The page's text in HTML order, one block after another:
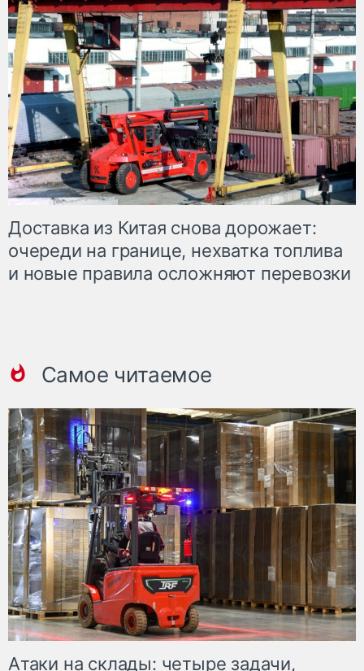
Доставка из Китая снова дорожает:
очереди на границе, нехватка топлива
и новые правила осложняют перевозки
Самое читаемое
Атаки на склады: четыре задачи,